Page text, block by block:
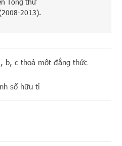
2013).
b, c thoả một đẳng thức
số hữu tỉ